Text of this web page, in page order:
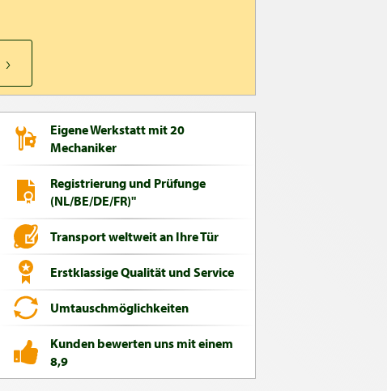
Eigene Werkstatt mit 20
Mechaniker
Registrierung und Prüfunge
(NL/BE/DE/FR)"
Transport weltweit an Ihre Tür
Erstklassige Qualität und Service
Umtauschmöglichkeiten
Kunden bewerten uns mit einem
8,9